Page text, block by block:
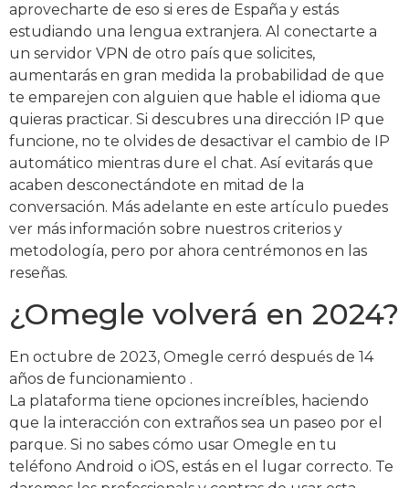
aprovecharte de eso si eres de España y estás
estudiando una lengua extranjera. Al conectarte a
un servidor VPN de otro país que solicites,
aumentarás en gran medida la probabilidad de que
te emparejen con alguien que hable el idioma que
quieras practicar. Si descubres una dirección IP que
funcione, no te olvides de desactivar el cambio de IP
automático mientras dure el chat. Así evitarás que
acaben desconectándote en mitad de la
conversación. Más adelante en este artículo puedes
ver más información sobre nuestros criterios y
metodología, pero por ahora centrémonos en las
reseñas.
¿Omegle volverá en 2024?
En octubre de 2023, Omegle cerró después de 14
años de funcionamiento .
La plataforma tiene opciones increíbles, haciendo
que la interacción con extraños sea un paseo por el
parque. Si no sabes cómo usar Omegle en tu
teléfono Android o iOS, estás en el lugar correcto. Te